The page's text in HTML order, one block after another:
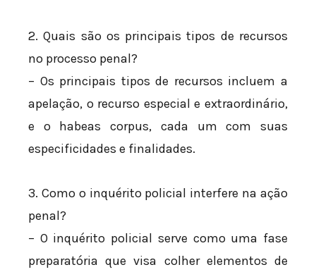
2. Quais são os principais tipos de recursos
no processo penal?
– Os principais tipos de recursos incluem a
apelação, o recurso especial e extraordinário,
e o habeas corpus, cada um com suas
especificidades e finalidades.
3. Como o inquérito policial interfere na ação
penal?
– O inquérito policial serve como uma fase
preparatória que visa colher elementos de